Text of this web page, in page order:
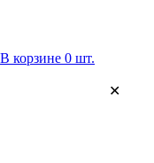
В корзине 0 шт.
✕